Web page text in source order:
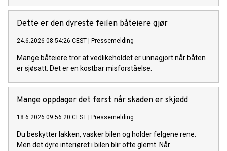
Dette er den dyreste feilen båteiere gjør
24.6.2026 08:54:26 CEST Pressemelding
Mange båteiere tror at vedlikeholdet er unnagjort når båten
er sjøsatt. Det er en kostbar misforståelse.
Mange oppdager det først når skaden er skjedd
18.6.2026 09:56:20 CEST Pressemelding
Du beskytter lakken, vasker bilen og holder felgene rene.
Men det dyre interiøret i bilen blir ofte glemt. Når